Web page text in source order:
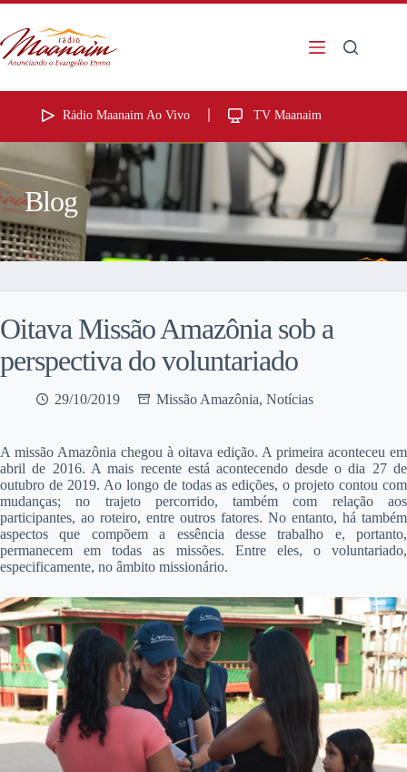
Rádio Maanaim Ao Vivo TV Maanaim
Blog
Oitava Missão Amazônia sob a
perspectiva do voluntariado
29/10/2019 Missão Amazônia, Notícias
A missão Amazônia chegou à oitava edição. A primeira aconteceu em
abril de 2016. A mais recente está acontecendo desde o dia 27 de
outubro de 2019. Ao longo de todas as edições, o projeto contou com
mudanças; no trajeto percorrido, também com relação aos
participantes, ao roteiro, entre outros fatores. No entanto, há também
aspectos que compõem a essência desse trabalho e, portanto,
permanecem em todas as missões. Entre eles, o voluntariado,
especificamente, no âmbito missionário.